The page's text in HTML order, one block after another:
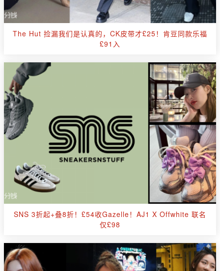
The Hut 捡漏我们是认真的，CK皮带才£25！肯豆同款乐福
£91入
SNS 3折起+叠8折！£54收Gazelle！AJ1 X Offwhite 联名
仅£98